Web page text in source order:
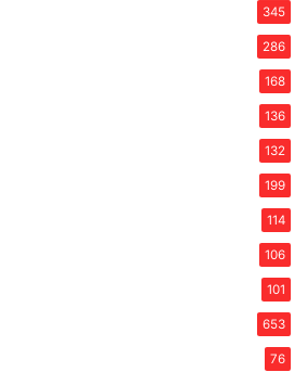
345
286
168
136
132
199
114
106
101
653
76